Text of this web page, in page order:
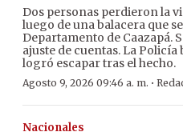
Dos personas perdieron la
luego de una balacera que
Departamento de Caazapá.
ajuste de cuentas. La
logró escapar tras el hecho.
Agosto 9, 2026 09:46 a. m. ·
Nacionales